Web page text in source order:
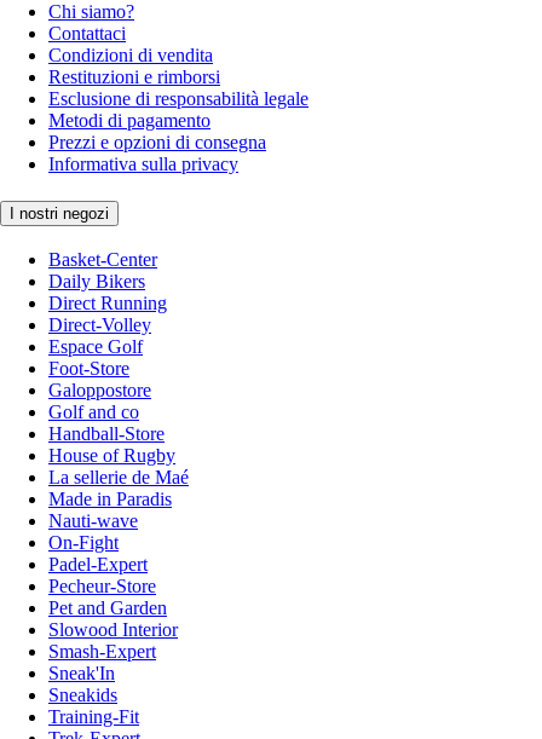
Chi siamo?
Contattaci
Condizioni di vendita
Restituzioni e rimborsi
Esclusione di responsabilità legale
Metodi di pagamento
Prezzi e opzioni di consegna
Informativa sulla privacy
I nostri negozi
Basket-Center
Daily Bikers
Direct Running
Direct-Volley
Espace Golf
Foot-Store
Galoppostore
Golf and co
Handball-Store
House of Rugby
La sellerie de Maé
Made in Paradis
Nauti-wave
On-Fight
Padel-Expert
Pecheur-Store
Pet and Garden
Slowood Interior
Smash-Expert
Sneak'In
Sneakids
Training-Fit